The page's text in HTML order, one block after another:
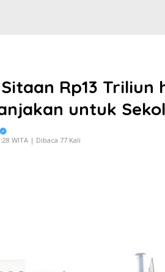
Rp13 Triliun
untuk
WITA | Dibaca 77 Kali